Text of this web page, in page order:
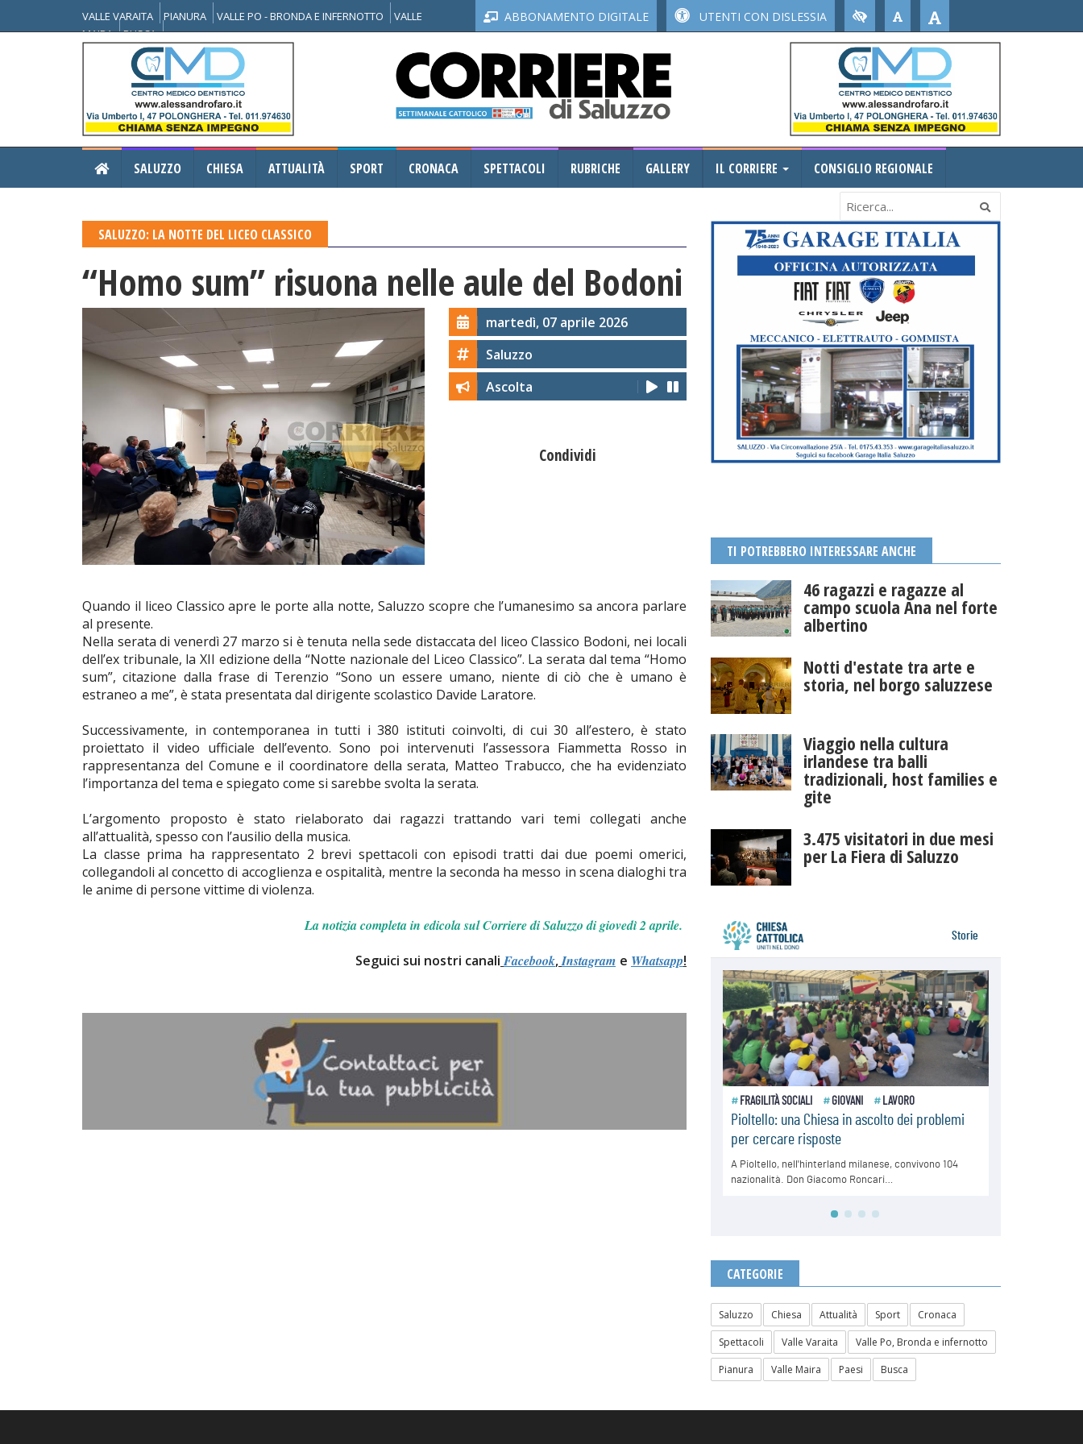
VALLE VARAITA PIANURA VALLE PO - BRONDA E INFERNOTTO
VALLE
MAIRA
BUSCA
ABBONAMENTO DIGITALE UTENTI CON DISLESSIA
SALUZZO CHIESA ATTUALITÀ SPORT CRONACA SPETTACOLI RUBRICHE GALLERY IL CORRIERE CONSIGLIO REGIONALE
SALUZZO: LA NOTTE DEL LICEO CLASSICO
“Homo sum” risuona nelle aule del Bodoni
martedì, 07 aprile 2026
Saluzzo
Ascolta
Condividi
Quando il liceo Classico apre le porte alla notte, Saluzzo scopre che l’umanesimo sa ancora parlare
al presente.
Nella serata di venerdì 27 marzo si è tenuta nella sede distaccata del liceo Classico Bodoni, nei locali
dell’ex tribunale, la XII edizione della “Notte nazionale del Liceo Classico”. La serata dal tema “Homo
sum”, citazione dalla frase di Terenzio “Sono un essere umano, niente di ciò che è umano è
estraneo a me”, è stata presentata dal dirigente scolastico Davide Laratore.
Successivamente, in contemporanea in tutti i 380 istituti coinvolti, di cui 30 all’estero, è stato
proiettato il video ufficiale dell’evento. Sono poi intervenuti l’assessora Fiammetta Rosso in
rappresentanza del Comune e il coordinatore della serata, Matteo Trabucco, che ha evidenziato
l’importanza del tema e spiegato come si sarebbe svolta la serata.
L’argomento proposto è stato rielaborato dai ragazzi trattando vari temi collegati anche
all’attualità, spesso con l’ausilio della musica.
La classe prima ha rappresentato 2 brevi spettacoli con episodi tratti dai due poemi omerici,
collegandoli al concetto di accoglienza e ospitalità, mentre la seconda ha messo in scena dialoghi tra
le anime di persone vittime di violenza.
La notizia completa in edicola sul Corriere di Saluzzo di giovedì 2 aprile.
Seguici sui nostri canali Facebook,Instagram e Whatsapp!
TI POTREBBERO INTERESSARE ANCHE
46 ragazzi e ragazze al
campo scuola Ana nel forte
albertino
Notti d'estate tra arte e
storia, nel borgo saluzzese
Viaggio nella cultura
irlandese tra balli
tradizionali, host families e
gite
3.475 visitatori in due mesi
per La Fiera di Saluzzo
CATEGORIE
Saluzzo Chiesa Attualità Sport
Cronaca
Spettacoli
Valle Varaita
Valle Po, Bronda e infernotto
Pianura
Valle Maira Paesi Busca